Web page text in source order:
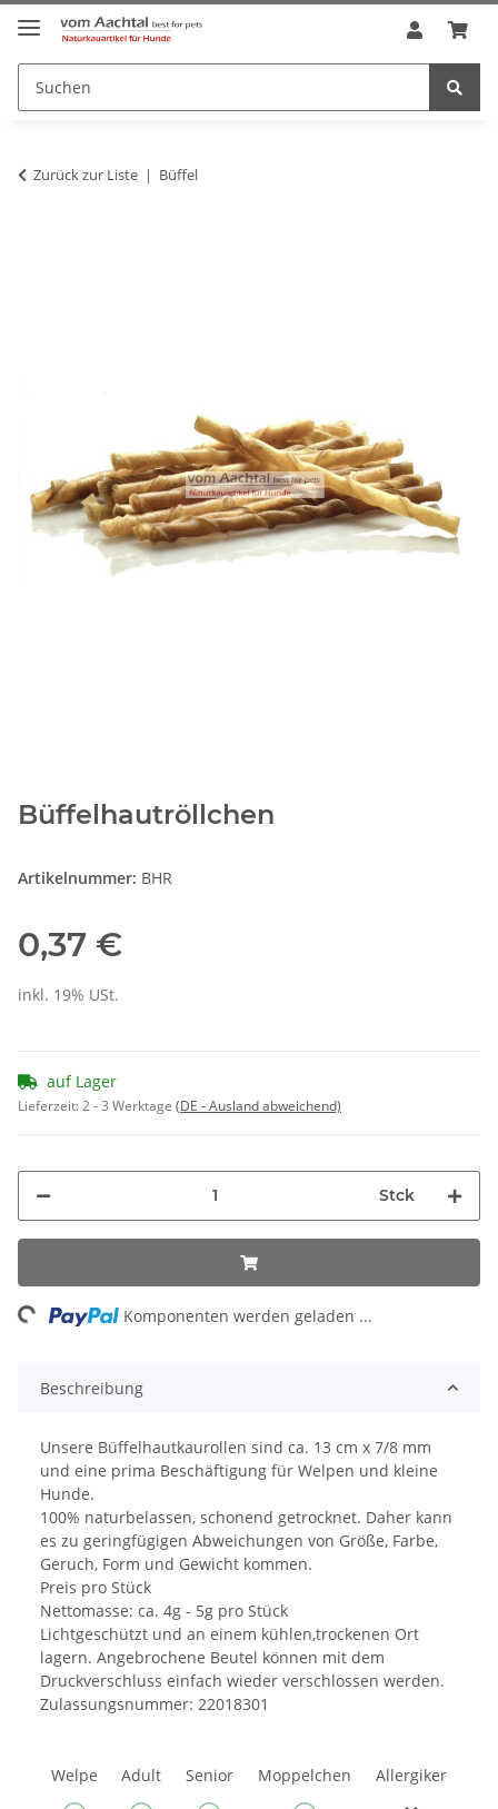
Zurück zur Liste Büffel
Büffelhautröllchen
Artikelnummer: BHR
0,37 €
inkl. 19% USt.
auf Lager
Lieferzeit:2 - 3 Werktage (DE - Ausland abweichend)
Stck
Komponenten werden geladen ...
Beschreibung
Unsere Büffelhautkaurollen sind ca. 13 cm x 7/8 mm
und eine prima Beschäftigung für Welpen und kleine
Hunde.
100% naturbelassen, schonend getrocknet. Daher kann
es zu geringfügigen Abweichungen von Größe, Farbe,
Geruch, Form und Gewicht kommen.
Preis pro Stück
Nettomasse: ca. 4g - 5g pro Stück
Lichtgeschützt und an einem kühlen,trockenen Ort
lagern. Angebrochene Beutel können mit dem
Druckverschluss einfach wieder verschlossen werden.
Zulassungsnummer: 22018301
Welpe Adult Senior Moppelchen Allergiker